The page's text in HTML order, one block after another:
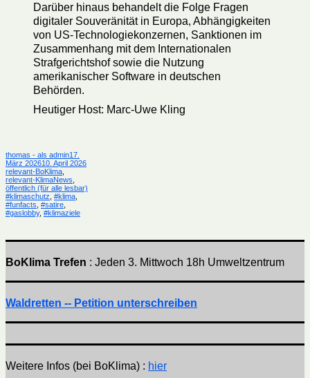
Darüber hinaus behandelt die Folge Fragen
digitaler Souveränität in Europa, Abhängigkeiten
von US-Technologiekonzernen, Sanktionen im
Zusammenhang mit dem Internationalen
Strafgerichtshof sowie die Nutzung
amerikanischer Software in deutschen
Behörden.
Heutiger Host: Marc-Uwe Kling
Autor
thomas - als adminVeröffentlicht
am
17.
März 202610. April 2026Kategorien
relevant-BoKlima
relevant-KlimaNews
öffentlich (für alle lesbar)
#klimaschutz #klima
#funfacts #satire
#gaslobby, #klimaziele
BoKlima Trefen : Jeden 3. Mittwoch 18h Umweltzentrum
Waldretten -- Petition unterschreiben
Weitere Infos (bei BoKlima) : hier